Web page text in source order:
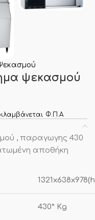
ψεκασμού
Φ.Π.Α
, παραγωγης 430
αποθήκη
430* Κg